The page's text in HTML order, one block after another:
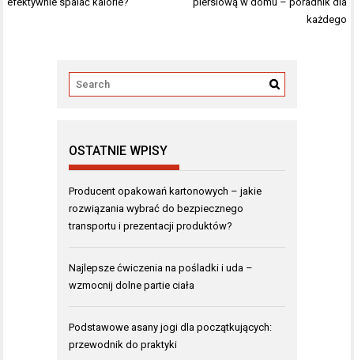
każdego
OSTATNIE WPISY
Producent opakowań kartonowych – jakie
rozwiązania wybrać do bezpiecznego
transportu i prezentacji produktów?
Najlepsze ćwiczenia na pośladki i uda –
wzmocnij dolne partie ciała
Podstawowe asany jogi dla początkujących:
przewodnik do praktyki